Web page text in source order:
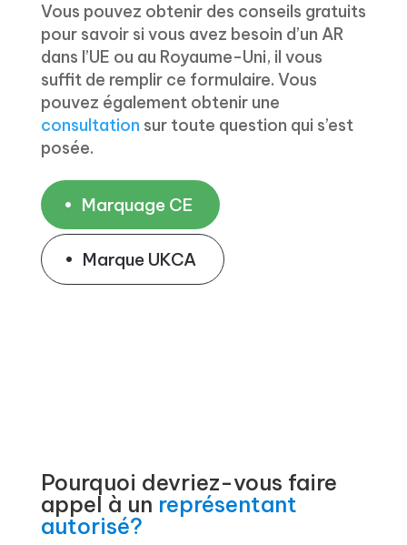
Vous pouvez obtenir des conseils gratuits
pour savoir si vous avez besoin d’un AR
dans l’UE ou au Royaume-Uni, il vous
suffit de remplir ce formulaire. Vous
pouvez également obtenir une
consultation sur toute question qui s’est
posée.
Marquage CE
Marque UKCA
Pourquoi devriez-vous faire
appel à un représentant
autorisé?